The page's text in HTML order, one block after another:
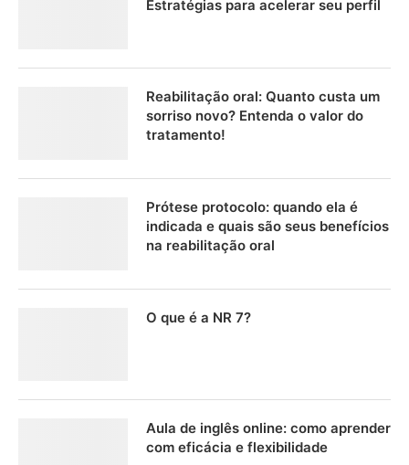
Estratégias para acelerar seu perfil
Reabilitação oral: Quanto custa um
sorriso novo? Entenda o valor do
tratamento!
Prótese protocolo: quando ela é
indicada e quais são seus benefícios
na reabilitação oral
O que é a NR 7?
Aula de inglês online: como aprender
com eficácia e flexibilidade